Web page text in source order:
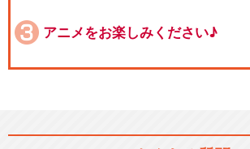
アニメをお楽しみください♪